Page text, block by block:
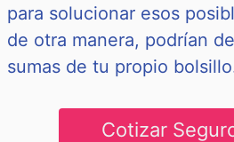
para solucionar esos
de otra manera, podrían
sumas de tu propio
Cotizar